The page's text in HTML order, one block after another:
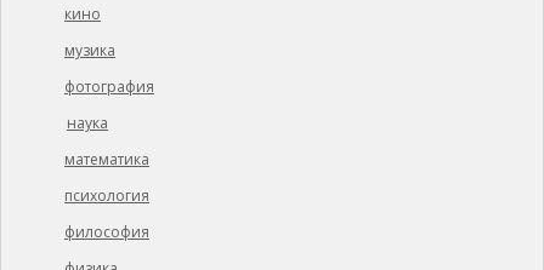
кино
музика
фотография
наука
математика
психология
философия